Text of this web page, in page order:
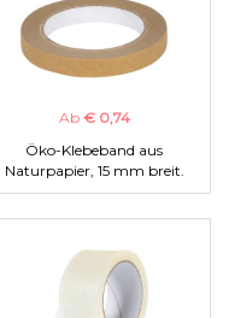
Ab € 0,74
Öko-Klebeband aus
Naturpapier, 15 mm breit.